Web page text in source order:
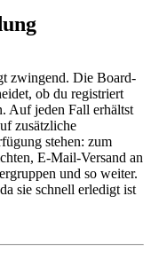
zwingend. Die Board-
ob du registriert
Auf jeden Fall erhältst
zusätzliche
stehen: zum
E-Mail-Versand an
und so weiter.
sie schnell erledigt ist